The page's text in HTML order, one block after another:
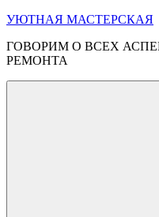
Перейти
содержимому
УЮТНАЯ МАСТЕРСКАЯ
ГОВОРИМ О ВСЕХ
РЕМОНТА